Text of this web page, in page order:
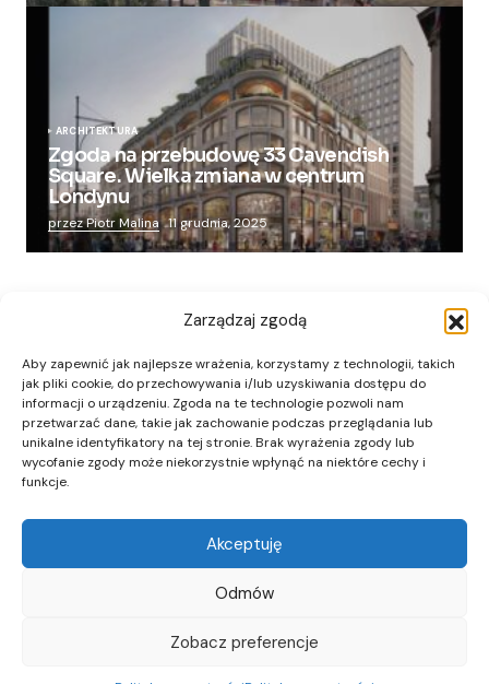
Zarządzaj zgodą
Aby zapewnić jak najlepsze wrażenia, korzystamy z technologii, takich
jak pliki cookie, do przechowywania i/lub uzyskiwania dostępu do
informacji o urządzeniu. Zgoda na te technologie pozwoli nam
przetwarzać dane, takie jak zachowanie podczas przeglądania lub
unikalne identyfikatory na tej stronie. Brak wyrażenia zgody lub
wycofanie zgody może niekorzystnie wpłynąć na niektóre cechy i
funkcje.
Akceptuję
Odmów
Zobacz preferencje
ARCHITEKTURA
Zgoda na przebudowę 33 Cavendish
Square. Wielka zmiana w centrum
Londynu
przez Piotr Malina 11 grudnia, 2025